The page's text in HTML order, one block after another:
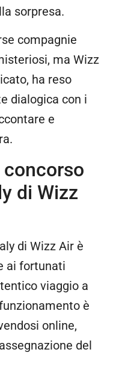
sorpresa.
compagnie
ma Wizz
ha reso
dialogica con i
e
di Wizz
di Wizz Air è
ai fortunati
viaggio a
è
online,
del